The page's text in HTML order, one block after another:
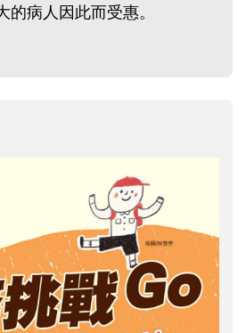
病人因此而受惠。